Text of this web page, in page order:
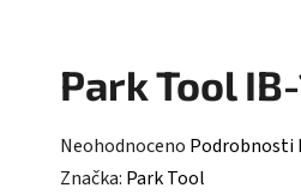
Park Tool
Průměrné
hodnocení
Neohodnoceno Podrobnosti
Značka: Park Tool